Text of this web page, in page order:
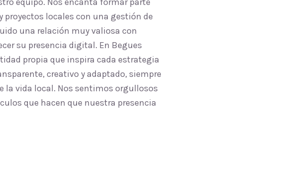
proyectos locales con una gestión de
una relación muy valiosa con
su presencia digital. En Begues
propia que inspira cada estrategia
creativo y adaptado, siempre
la vida local. Nos sentimos orgullosos
que hacen que nuestra presencia